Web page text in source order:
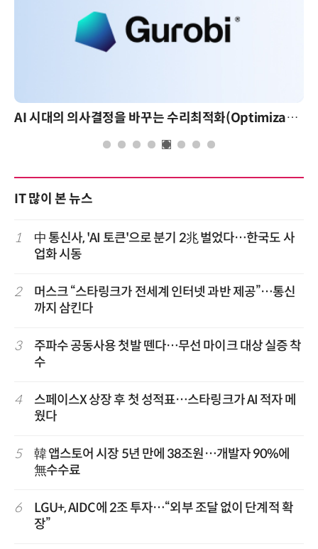
AI 시대의 의사결정을 바꾸는 수리최적화(Optimization): 실제 산업 적용 사례와 활용 전략
IT 많이 본 뉴스
1
中 통신사, 'AI 토큰'으로 분기 2兆 벌었다…한국도 사
업화 시동
2
머스크 “스타링크가 전세계 인터넷 과반 제공”…통신
까지 삼킨다
3
주파수 공동사용 첫발 뗀다…무선 마이크 대상 실증 착
수
4
스페이스X 상장 후 첫 성적표…스타링크가 AI 적자 메
웠다
5
韓 앱스토어 시장 5년 만에 38조원…개발자 90%에
無수수료
6
LGU+, AIDC에 2조 투자…“외부 조달 없이 단계적 확
장”